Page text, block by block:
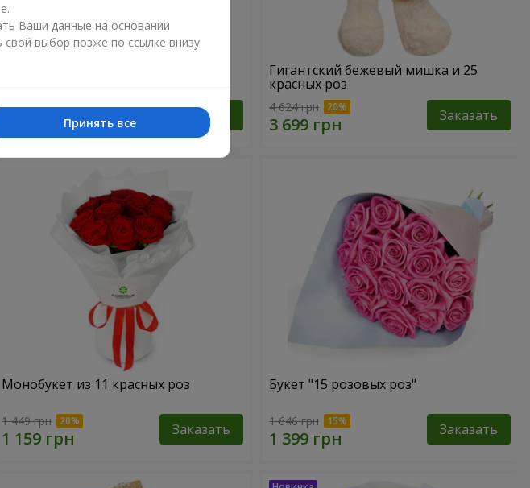
1 554 грн Заказать
Гигантский бежевый мишка и 25
красных роз
4 624 грн Заказать
Монобукет из 11 красных роз
1 449 грн Заказать
Букет "15 розовых роз"
1 646 грн Заказать
Ваши данные на основании
выбор позже по ссылке внизу
Принять все